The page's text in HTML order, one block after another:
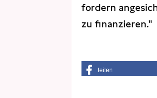
fordern
zu finanzieren."
teilen